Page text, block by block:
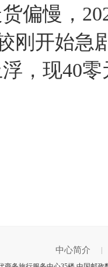
偏慢，
刚开始急
，现40
中心简介